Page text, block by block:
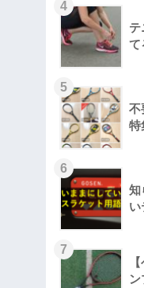
テ
て
不
特
知
い